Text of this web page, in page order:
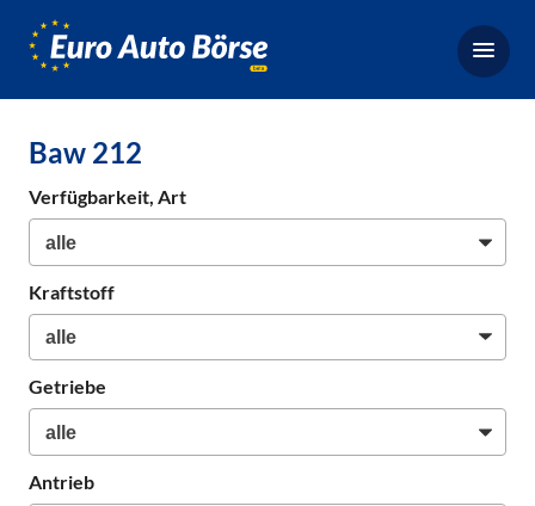
Börse,
Neuwagen
Baw 212
Verfügbarkeit, Art
Kraftstoff
Getriebe
Antrieb